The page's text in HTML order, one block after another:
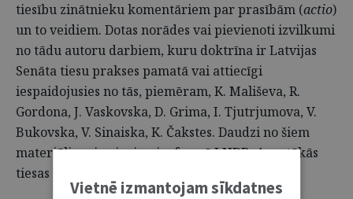
tiesību zinātnieku komentāriem par prasībām (actio)
un to veidiem. Dotas norādes vai pievienoti izvilkumi
no tādu autoru darbiem, kuru doktrīna ir Latvijas
Senāta tiesu prakses pamatā vai attiecīgi
iespaidojusies no tās, piemēram, K. Mališeva, R.
Gordona, J. Vaskovska, D. Grima, I. Tjutrjumova, V.
Bukovska, V. Sinaiska, K. Čakstes. Daudzi no šiem
materiāliem ir pieejami e‑formā LNDB, Augstākās
tiesas un citās tīmekļvietnēs.
Vietnē izmantojam sīkdatnes